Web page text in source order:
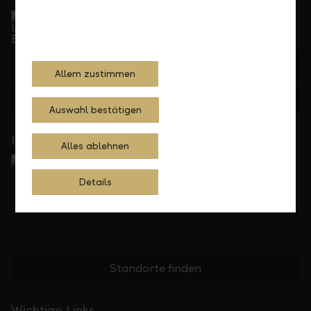
+423 236 88 11
Feedback
In Ihrer Nähe
Standorte finden
Allem zustimmen
Auswahl bestätigen
Alles ablehnen
Details